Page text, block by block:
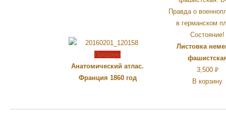
Продано
Анатомический атлас.
Франция 1860 год
Листовка
3,500Р
УБ.
В корзину